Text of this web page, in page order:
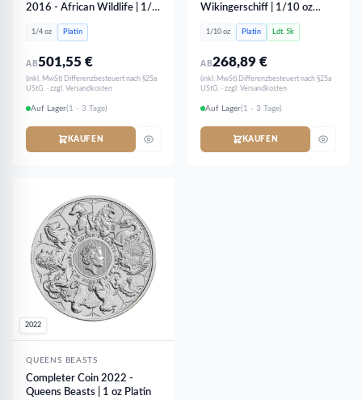
2016 - African Wildlife | 1/4
oz Platin
1/4 oz Platin
AB501,55€
(inkl. MwSt) Differenzbesteuert nach §25a
UStG. · zzgl. Versandkosten
Auf Lager(1 - 3 Tage)
KAUFEN
Wikingerschiff | 1/10 oz
1/10 oz Platin Ldt. 5k
AB268,89€
(inkl. MwSt) Differenzbesteuert nach §25a
UStG. · zzgl. Versandkosten
Auf Lager(1 - 3 Tage)
KAUFEN
2022
QUEENS BEASTS
Completer Coin 2022 -
Queens Beasts | 1 oz Platin